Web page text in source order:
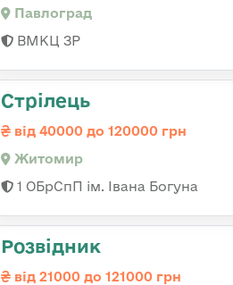
Павлоград
ВМКЦ ЗР
Стрілець
від 40000 до 120000 грн
Житомир
1 ОБрСпП ім. Івана Богуна
Розвідник
від 21000 до 121000 грн